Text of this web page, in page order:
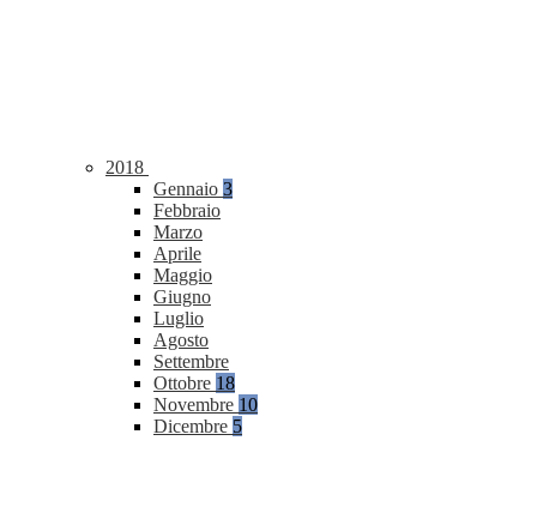
2018
Gennaio 3
Febbraio
Marzo
Aprile
Maggio
Giugno
Luglio
Agosto
Settembre
Ottobre 18
Novembre 10
Dicembre 5